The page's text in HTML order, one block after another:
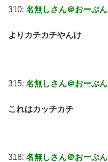
310: 名無しさん＠おーぷん
よりカチカチやんけ
315: 名無しさん＠おーぷん
これはカッチカチ
318: 名無しさん＠おーぷん